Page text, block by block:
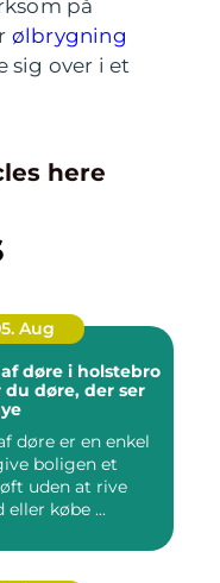
på
ølbrygning
sig over i et
here
Aug
døre i holstebro
du døre, der ser
døre er en enkel
boligen et
uden at rive
eller købe ...